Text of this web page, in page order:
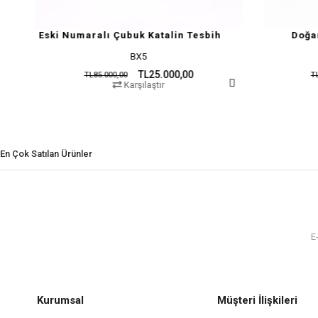
Numaralı Çubuk Katalin Tesbih
TL25.000,00
Doğan Okur
En Çok Satılan Ürünler
Kurumsal Müşteri İlişkileri